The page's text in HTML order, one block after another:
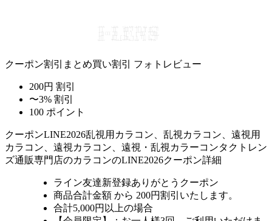
クーポン割引 まとめ買い割引 フォトレビュー
200円 割引
〜3% 割引
100 ポイント
クーポンLINE2026乱視用カラコン、乱視カラコン、遠視用
カラコン、遠視カラコン、遠視・乱視カラーコンタクトレン
ズ通販専門店のカラコンのLINE2026クーポン詳細
ライン友達新登録ありがとうクーポン
商品合計金額 から 200円割引 いたします。
合計5,000円以上の場合